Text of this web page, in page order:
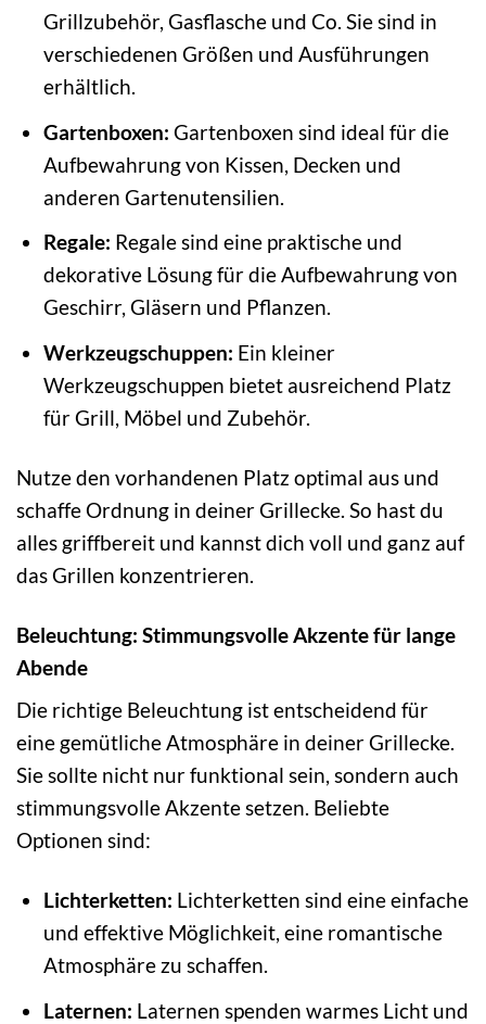
Grillzubehör, Gasflasche und Co. Sie sind in
verschiedenen Größen und Ausführungen
erhältlich.
Gartenboxen: Gartenboxen sind ideal für die
Aufbewahrung von Kissen, Decken und
anderen Gartenutensilien.
Regale: Regale sind eine praktische und
dekorative Lösung für die Aufbewahrung von
Geschirr, Gläsern und Pflanzen.
Werkzeugschuppen: Ein kleiner
Werkzeugschuppen bietet ausreichend Platz
für Grill, Möbel und Zubehör.
Nutze den vorhandenen Platz optimal aus und
schaffe Ordnung in deiner Grillecke. So hast du
alles griffbereit und kannst dich voll und ganz auf
das Grillen konzentrieren.
Beleuchtung: Stimmungsvolle Akzente für lange
Abende
Die richtige Beleuchtung ist entscheidend für
eine gemütliche Atmosphäre in deiner Grillecke.
Sie sollte nicht nur funktional sein, sondern auch
stimmungsvolle Akzente setzen. Beliebte
Optionen sind:
Lichterketten: Lichterketten sind eine einfache
und effektive Möglichkeit, eine romantische
Atmosphäre zu schaffen.
Laternen: Laternen spenden warmes Licht und